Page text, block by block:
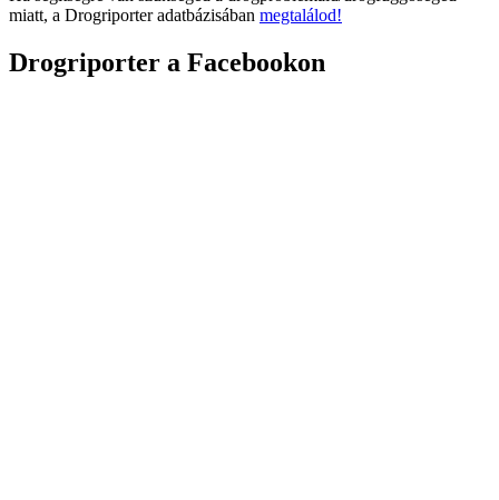
miatt, a Drogriporter adatbázisában megtalálod!
Drogriporter a Facebookon